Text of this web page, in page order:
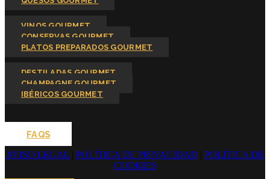
VINOS GOURMET
CONSERVAS GOURMET
PLATOS PREPARADOS GOURMET
DESTILADAS GOURMET
CHAMPAGNE GOURMET
IBÉRICOS GOURMET
FAQS
AVISO LEGAL
POLÍTICA DE PRIVACIDAD
POLÍTICA DE
COOKIES